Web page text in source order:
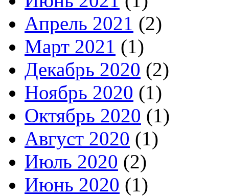
Апрель 2021 (2)
Март 2021 (1)
Декабрь 2020 (2)
Ноябрь 2020 (1)
Октябрь 2020 (1)
Август 2020 (1)
Июль 2020 (2)
Июнь 2020 (1)